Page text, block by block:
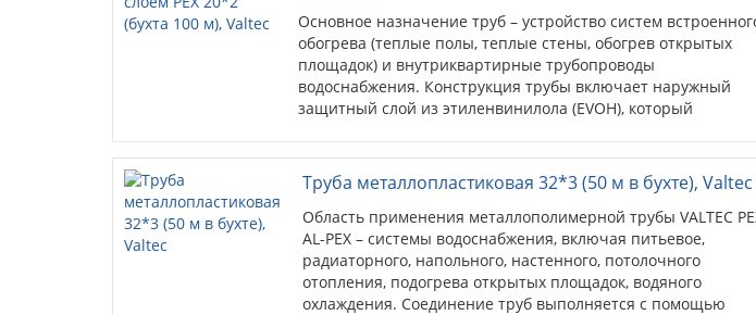
Основное назначение труб – устройство систем встроенного
обогрева (теплые полы, теплые стены, обогрев открытых
площадок) и внутриквартирные трубопроводы
водоснабжения. Конструкция трубы включает наружный
защитный слой из этиленвинилола (EVOH), который препятствует
Труба металлопластиковая 32*3 (50 м в бухте), Valtec
Область применения металлополимерной трубы VALTEC PEX-AL-
PEX – системы водоснабжения, включая питьевое, радиаторного,
напольного, настенного, потолочного отопления, подогрева
открытых площадок, водяного охлаждения. Соединение труб
выполняется с помощью обжимных или пресс-фитингов.